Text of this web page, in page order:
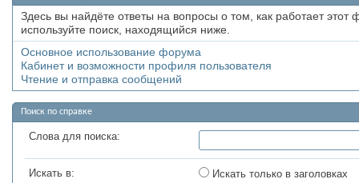
Здесь вы найдёте ответы на вопросы о том, как работает
используйте поиск, находящийся ниже.
Основное использование форума
Кабинет и возможности профиля пользователя
Чтение и отправка сообщений
Поиск по справке
Слова для поиска:
Искать в:
Искать только в заголовках